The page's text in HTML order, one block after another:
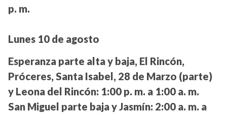
p. m.
Lunes 10 de agosto
Esperanza parte alta y baja, El Rincón,
Próceres, Santa Isabel, 28 de Marzo (parte)
y Leona del Rincón: 1:00 p. m. a 1:00 a. m.
San Miguel parte baja y Jasmín: 2:00 a. m. a